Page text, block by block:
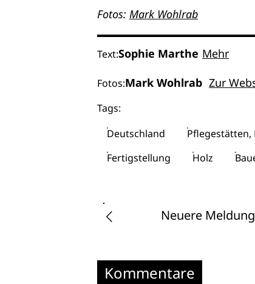
Fotos: Mark Wohlrab
Text:Sophie Marthe Mehr
Fotos:Mark Wohlrab Zur
Tags:
Deutschland
Pflegestätten,
Fertigstellung
Holz
Neuere Meldung
Kommentare